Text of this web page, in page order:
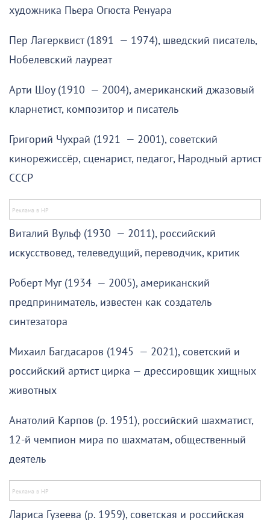
художника Пьера Огюста Ренуара
Пер Лагерквист (1891 — 1974), шведский писатель,
Нобелевский лауреат
Арти Шоу (1910 — 2004), американский джазовый
кларнетист, композитор и писатель
Григорий Чухрай (1921 — 2001), советский
кинорежиссёр, сценарист, педагог, Народный артист
СССР
Виталий Вульф (1930 — 2011), российский
искусствовед, телеведущий, переводчик, критик
Роберт Муг (1934 — 2005), американский
предприниматель, известен как создатель
синтезатора
Михаил Багдасаров (1945 — 2021), советский и
российский артист цирка — дрессировщик хищных
животных
Анатолий Карпов (р. 1951), российский шахматист,
12-й чемпион мира по шахматам, общественный
деятель
Лариса Гузеева (р. 1959), советская и российская